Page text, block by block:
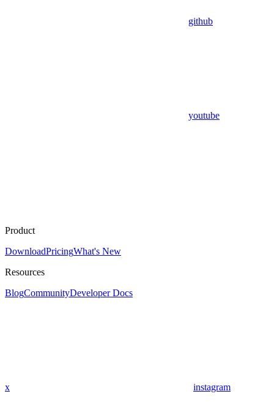
github
youtube
Product
DownloadPricingWhat's New
Resources
BlogCommunityDeveloper Docs
x instagram